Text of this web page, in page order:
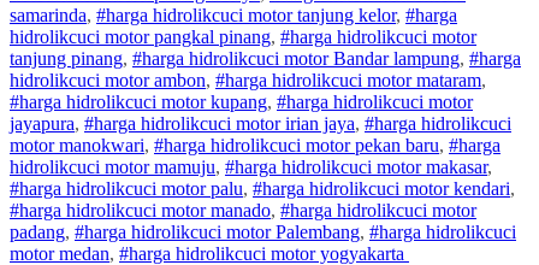
samarinda, #harga hidrolikcuci motortanjung kelor, #harga
hidrolikcuci motorpangkal pinang, #harga hidrolikcuci motor
tanjung pinang, #harga hidrolikcuci motorBandar lampung, #harga
hidrolikcuci motorambon, #harga hidrolikcuci motormataram,
#harga hidrolikcuci motorkupang, #harga hidrolikcuci motor
jayapura, #harga hidrolikcuci motoririan jaya, #harga hidrolikcuci
motormanokwari, #harga hidrolikcuci motorpekan baru, #harga
hidrolikcuci motormamuju, #harga hidrolikcuci motormakasar,
#harga hidrolikcuci motorpalu, #harga hidrolikcuci motorkendari,
#harga hidrolikcuci motormanado, #harga hidrolikcuci motor
padang, #harga hidrolikcuci motorPalembang, #harga hidrolikcuci
motormedan, #harga hidrolikcuci motoryogyakarta